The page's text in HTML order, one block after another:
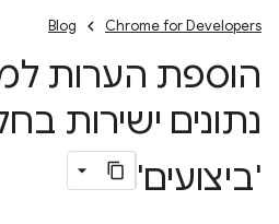
Chrome for Developers
Blog
הוספת הערות
נתונים ישירות
'ביצועים'